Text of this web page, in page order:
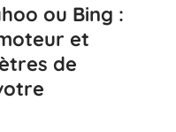
ou Bing :
et
de